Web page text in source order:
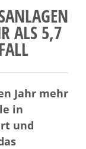
ALS 5,7
Jahr mehr
in
und